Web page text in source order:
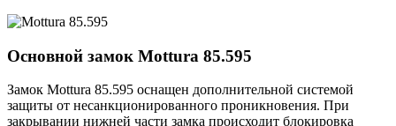
Основной замок Mottura 85.595
Замок Mottura 85.595 оснащен дополнительной системой
защиты от несанкционированного проникновения. При
закрывании нижней части замка происходит блокировка